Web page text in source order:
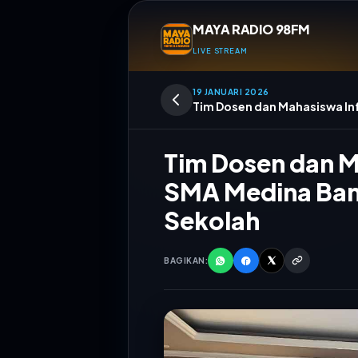
MAYA RADIO 98FM
LIVE STREAM
TERMINAL
19 JANUARI 2026
Tim Dosen dan Mahasiswa
Tim Dosen dan
SMA Medina
Sekolah
BAGIKAN: